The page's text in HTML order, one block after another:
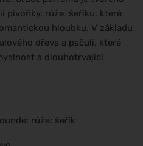
pivoňky, růže, šeříku, které
hloubku. V základu
dřeva a pačuli, které
a dlouhotrvající
růže; šeřík